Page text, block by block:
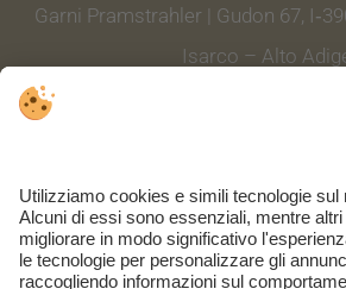
Garni Pramstrahler | Gudon 67,
Isarco – Alto
Tel. +39 0472 844 004